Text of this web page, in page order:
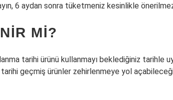
6 aydan sonra tüketmeniz kesinlikle
MI?
tarihi ürünü kullanmayı beklediğiniz tarihle
tarihi geçmiş ürünler zehirlenmeye yol